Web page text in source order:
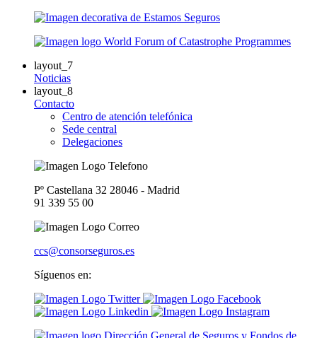
layout_7
Noticias
layout_8
Contacto
Centro de atención telefónica
Sede central
Delegaciones
Pº Castellana 32 28046 - Madrid
91 339 55 00
ccs@consorseguros.es
Síguenos en: